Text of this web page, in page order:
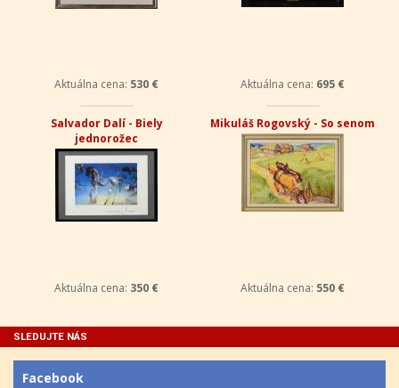
Aktuálna cena: 530 € Aktuálna cena: 695 €
Salvador Dalí - Biely
jednorožec
Aktuálna cena: 350 €
Mikuláš Rogovský - So senom
Aktuálna cena: 550 €
SLEDUJTE NÁS
Facebook